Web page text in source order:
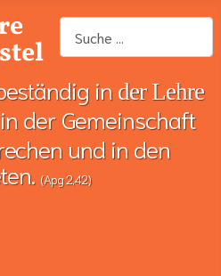
Suchen
in der Lehre
der Gemeinschaft
und in den
(Apg 2,42)